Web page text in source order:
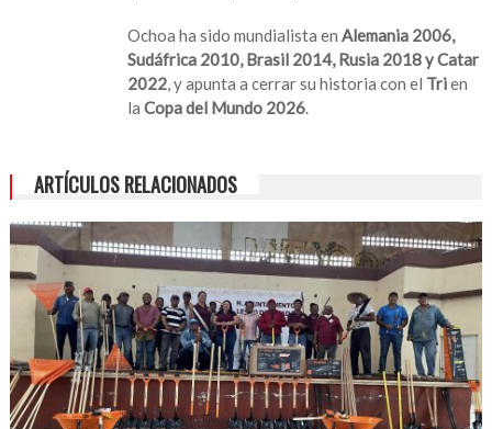
Ochoa ha sido mundialista enAlemania 2006,
Sudáfrica 2010, Brasil 2014, Rusia 2018 y Catar
2022, y apunta a cerrar su historia con el Trien
laCopa del Mundo 2026.
ARTÍCULOS RELACIONADOS